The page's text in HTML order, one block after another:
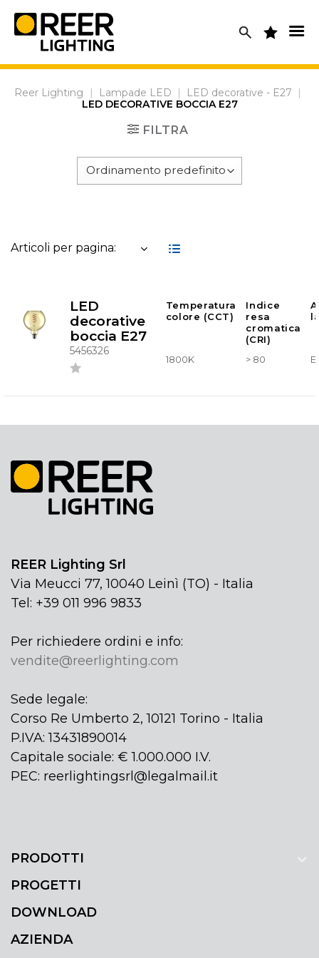
content
Reer Lighting | Lampade LED | LED decorative - E27
|
LED DECORATIVE BOCCIA E27
FILTRA
Articoli per pagina:
LED
decorative
boccia E27
5456326
Temperatura
colore (CCT)
Indice
resa
cromatica
(CRI)
1800K > 80
REER Lighting Srl
Via Meucci 77, 10040 Leinì (TO) - Italia
Tel: +39 011 996 9833
Per richiedere ordini e info:
vendite@reerlighting.com
Sede legale:
Corso Re Umberto 2, 10121 Torino - Italia
P.IVA: 13431890014
Capitale sociale: € 1.000.000 I.V.
PEC: reerlightingsrl@legalmail.it
PRODOTTI
PROGETTI
DOWNLOAD
AZIENDA